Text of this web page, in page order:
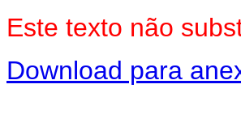
Este texto não
Download para